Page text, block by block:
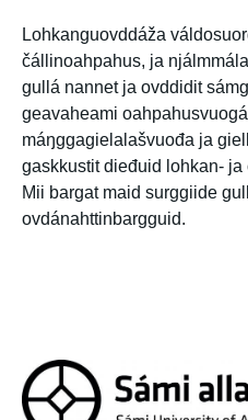
Lohkanguovddáža
čállinoahpahus, ja
gullá nannet ja ovddidit
geavaheami
máŋggagielalašvuođa ja
gaskkustit dieđuid lohkan-
Mii bargat maid surggiide
ovdánahttinbargguid.